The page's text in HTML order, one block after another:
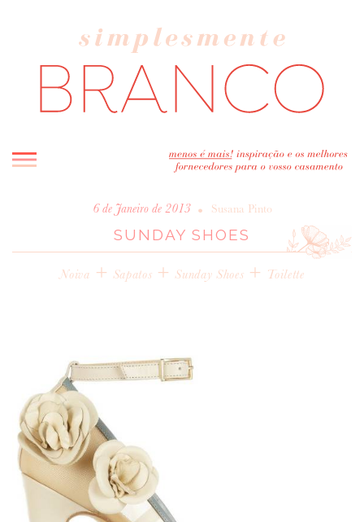
INICIO
BLOG
ENTREVISTAS
FORNECEDORES RECOMENDADOS
6 de Janeiro de 2013 • Susana Pinto
SUNDAY SHOES
Noiva + Sapatos + Sunday Shoes + Toilette